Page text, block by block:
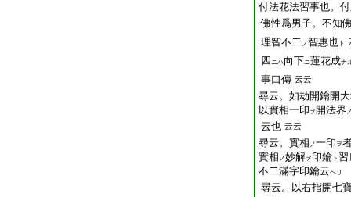
付法花法習事也。
佛性爲男子。不知
理智不二ノ智惠也 ト
四ニハ向下ニ蓮花成ナ
事口傳 云云
尋云。如劫開鑰開
以實相一印 ヲ 開法界
云也 云云
尋云。實相 ノ一印 ヲ
實相 ノ妙解ヲ印鑰 ト 習
不二滿字印鑰云ヘリ
尋云。以右指開七